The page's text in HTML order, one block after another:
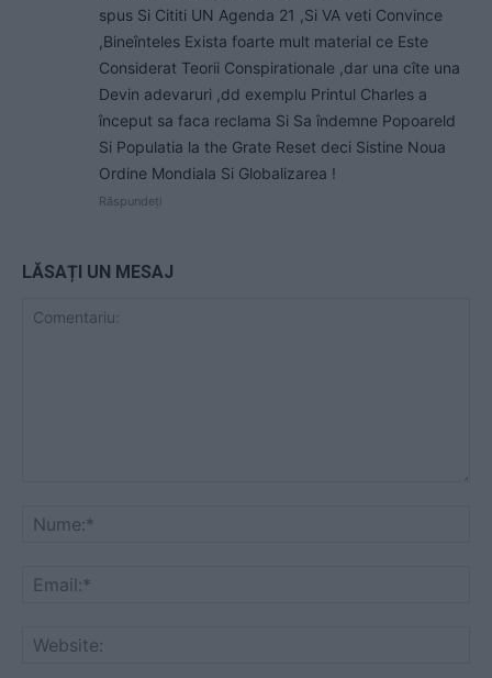
spus Si Cititi UN Agenda 21 ,Si VA veti Convince
,Bineînteles Exista foarte mult material ce Este
Considerat Teorii Conspirationale ,dar una cîte una
Devin adevaruri ,dd exemplu Printul Charles a
început sa faca reclama Si Sa îndemne Popoareld
Si Populatia la the Grate Reset deci Sistine Noua
Ordine Mondiala Si Globalizarea !
Răspundeți
LĂSAȚI UN MESAJ